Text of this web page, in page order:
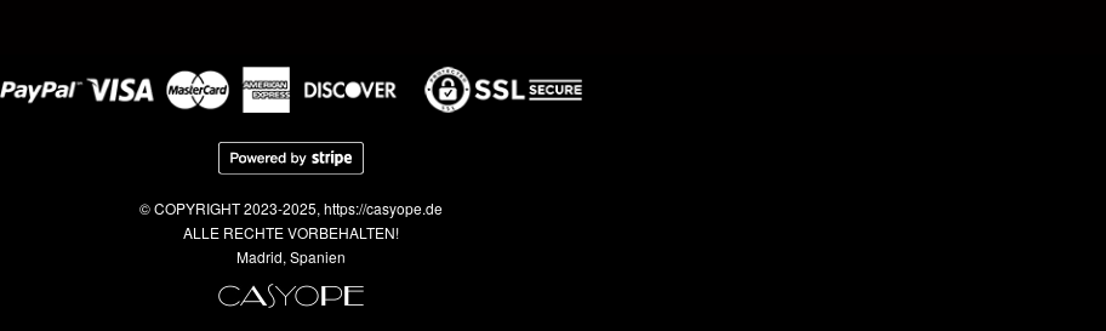
© COPYRIGHT 2023-2025, https://casyope.de
ALLE RECHTE VORBEHALTEN!
Madrid, Spanien